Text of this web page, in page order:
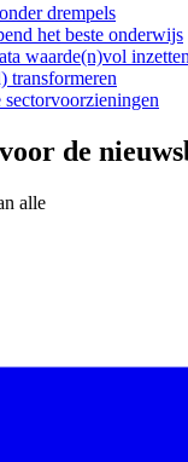
drempels
het beste onderwijs
waarde(n)vol inzetten
transformeren
de
alle